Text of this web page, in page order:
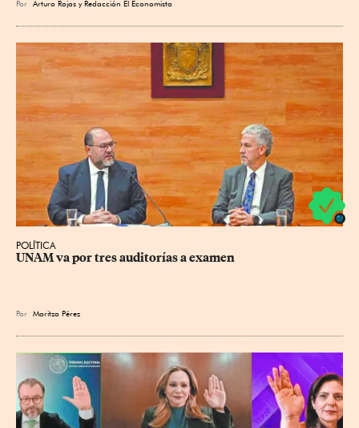
Por Arturo Rojas yRedacción El Economista
POLÍTICA
UNAM va por tres auditorías a examen
Por Maritza Pérez